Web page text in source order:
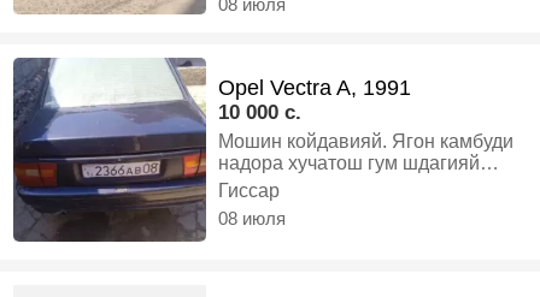
% салонщ полни Кати хадавойш
балон диска пачка Варянти
алишам Хаст муомила Дора, Газ-
бензин, Механика, Седан
08 июля
Opel Vectra A, 1991
10 000 c.
Мошин койдавияй. Ягон камбуди
надора хучатош гум шдагияй
тамом мошин нахаду, Газ-бензин,
Механика, Седан
Гиссар
08 июля